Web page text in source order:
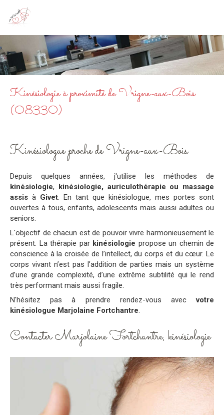
Kinésiologie à proximité de Vrigne-aux-Bois
(08330)
Kinésiologue proche de Vrigne-aux-Bois
Depuis quelques années, j'utilise les méthodes de
kinésiologie, kinésiologie, auriculothérapie ou massage
assis à Givet. En tant que kinésiologue, mes portes sont
ouvertes à tous, enfants, adolescents mais aussi adultes ou
seniors.
L'objectif de chacun est de pouvoir vivre harmonieusement le
présent. La thérapie par kinésiologie propose un chemin de
conscience à la croisée de l’intellect, du corps et du cœur. Le
corps vivant n’est pas l’addition de parties mais un système
d’une grande complexité, d’une extrême subtilité qui le rend
très performant mais aussi fragile.
N'hésitez pas à prendre rendez-vous avecvotre
kinésiologue Marjolaine Fortchantre.
Contacter Marjolaine Fortchantre, kinésiologie